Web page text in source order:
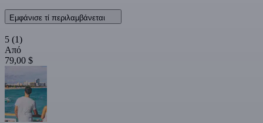
Εμφάνισε τί περιλαμβάνεται
5 (1)
Από
79,00 $